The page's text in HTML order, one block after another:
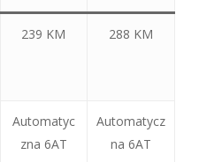
239 KM 288 KM
Automatyc
zna 6AT
Automatycz
na 6AT